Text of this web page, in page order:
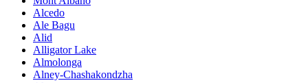
Alcedo
Ale Bagu
Alid
Alligator Lake
Almolonga
Alney-Chashakondzha